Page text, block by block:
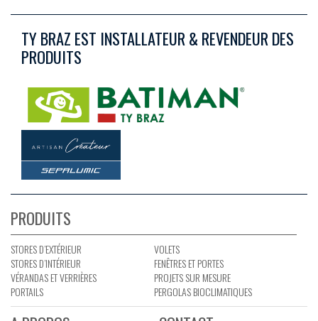
TY BRAZ EST INSTALLATEUR & REVENDEUR DES
PRODUITS
PRODUITS
STORES D’EXTÉRIEUR
STORES D’INTÉRIEUR
VÉRANDAS ET VERRIÈRES
PORTAILS
VOLETS
FENÊTRES ET PORTES
PROJETS SUR MESURE
PERGOLAS BIOCLIMATIQUES